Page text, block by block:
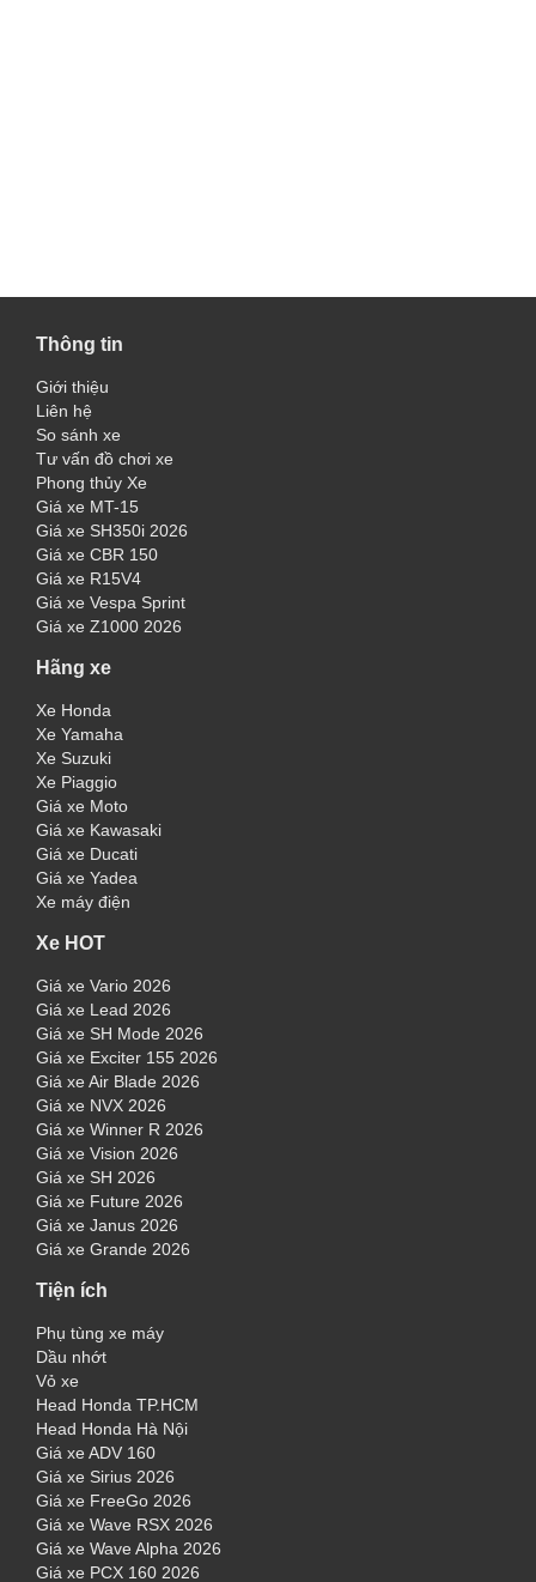
Thông tin
Giới thiệu
Liên hệ
So sánh xe
Tư vấn đồ chơi xe
Phong thủy Xe
Giá xe MT-15
Giá xe SH350i 2026
Giá xe CBR 150
Giá xe R15V4
Giá xe Vespa Sprint
Giá xe Z1000 2026
Hãng xe
Xe Honda
Xe Yamaha
Xe Suzuki
Xe Piaggio
Giá xe Moto
Giá xe Kawasaki
Giá xe Ducati
Giá xe Yadea
Xe máy điện
Xe HOT
Giá xe Vario 2026
Giá xe Lead 2026
Giá xe SH Mode 2026
Giá xe Exciter 155 2026
Giá xe Air Blade 2026
Giá xe NVX 2026
Giá xe Winner R 2026
Giá xe Vision 2026
Giá xe SH 2026
Giá xe Future 2026
Giá xe Janus 2026
Giá xe Grande 2026
Tiện ích
Phụ tùng xe máy
Dầu nhớt
Vỏ xe
Head Honda TP.HCM
Head Honda Hà Nội
Giá xe ADV 160
Giá xe Sirius 2026
Giá xe FreeGo 2026
Giá xe Wave RSX 2026
Giá xe Wave Alpha 2026
Giá xe PCX 160 2026